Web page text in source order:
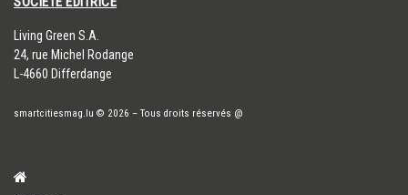
​Living Green S.A.
24, rue Michel Rodange
L-4660 Differdange
smartcitiesmag.lu © 2026 – Tous droits réservés @